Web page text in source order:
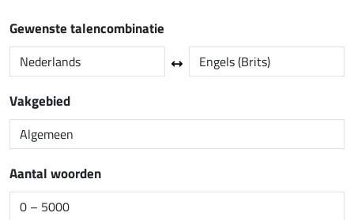
Gewenste talencombinatie
Vakgebied
Aantal woorden